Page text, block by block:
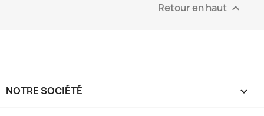
Retour en haut 
NOTRE SOCIÉTÉ 